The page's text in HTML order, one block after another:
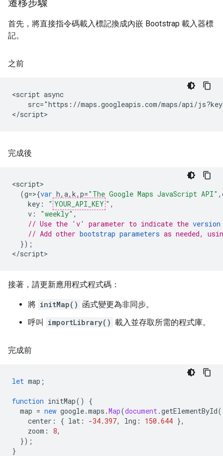
遷移步驟
首先，將直接指令碼載入標記換成內嵌 Bootstrap 載入器標
記。
之前
<script async
src="https://maps.googleapis.com/maps/api/
</script>
完成後
<script
(g=>{var h, a, k, p="The Google Maps JavaScript API" ,
key : " YOUR_API_KEY " ,
v : "weekly" ,
// Use the 'v' parameter to indicate the version
// Add other bootstrap parameters as needed,
});
</script>
接著，請更新應用程式程式碼：
將 initMap() 函式變更為非同步。
呼叫
importLibrary() 載入並存取所需的程式庫。
完成前
let map ;
function initMap()
{
map = new google.maps .Map(document.getElementById(
center : { lat : -34.397, lng : 150.644 },
zoom : 8,
});
}